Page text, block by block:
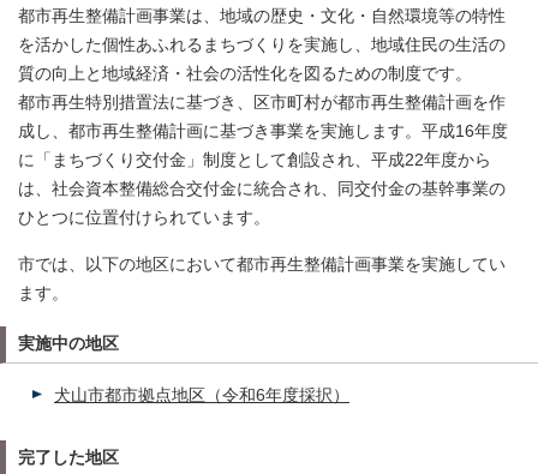
都市再生整備計画事業は、地域の歴史・文化・自然環境等の特性
を活かした個性あふれるまちづくりを実施し、地域住民の生活の
質の向上と地域経済・社会の活性化を図るための制度です。
都市再生特別措置法に基づき、区市町村が都市再生整備計画を作
成し、都市再生整備計画に基づき事業を実施します。平成16年度
に「まちづくり交付金」制度として創設され、平成22年度から
は、社会資本整備総合交付金に統合され、同交付金の基幹事業の
ひとつに位置付けられています。
市では、以下の地区において都市再生整備計画事業を実施してい
ます。
実施中の地区
犬山市都市拠点地区（令和6年度採択）
完了した地区